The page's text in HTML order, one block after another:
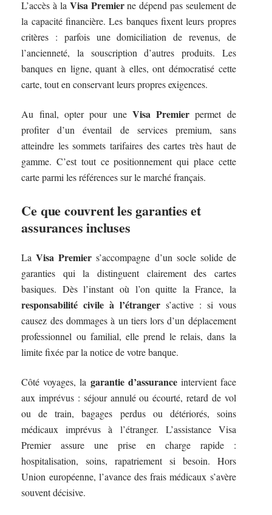
L’accès à la Visa Premierne dépend pas seulement de
la capacité financière. Les banques fixent leurs propres
critères : parfois une domiciliation de revenus, de
l’ancienneté, la souscription d’autres produits. Les
banques en ligne, quant à elles, ont démocratisé cette
carte, tout en conservant leurs propres exigences.
Au final, opter pour une Visa Premier permet de
profiter d’un éventail de services premium, sans
atteindre les sommets tarifaires des cartes très haut de
gamme. C’est tout ce positionnement qui place cette
carte parmi les références sur le marché français.
Ce que couvrent les garanties et
assurances incluses
LaVisa Premier s’accompagne d’un socle solide de
garanties qui la distinguent clairement des cartes
basiques. Dès l’instant où l’on quitte la France, la
responsabilité civile à l’étranger s’active : si vous
causez des dommages à un tiers lors d’un déplacement
professionnel ou familial, elle prend le relais, dans la
limite fixée par la notice de votre banque.
Côté voyages, la garantie d’assuranceintervient face
aux imprévus : séjour annulé ou écourté, retard de vol
ou de train, bagages perdus ou détériorés, soins
médicaux imprévus à l’étranger. L’assistance Visa
Premier assure une prise en charge rapide :
hospitalisation, soins, rapatriement si besoin. Hors
Union européenne, l’avance des frais médicaux s’avère
souvent décisive.